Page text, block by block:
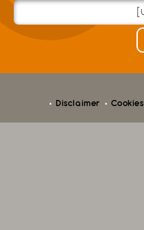
Disclaimer
Cookies